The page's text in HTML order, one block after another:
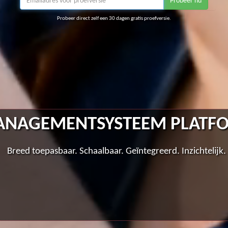
Probeer direct zelf een 30 dagen gratis proefversie.
Breed toepasbaar. Schaalbaar. Geïntegreerd. Inzichtelijk.